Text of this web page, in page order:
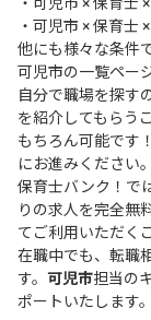
・ 可児市 × 保育士 ×
・ 可児市 × 保育士 ×
他にも様々な条件
可児市の一覧ペー
自分で職場を探す
を紹介してもらう
もちろん可能です
にお進みください。
保育士バンク！で
りの求人を完全無
てご利用いただく
在職中でも、転職
す。 可児市担当の
ポートいたします。